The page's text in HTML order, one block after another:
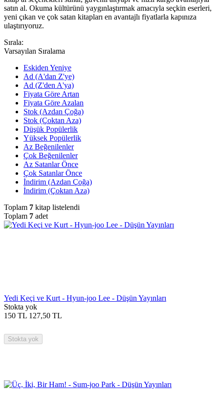
satın al. Okuma kültürünü yaygınlaştırmak amacıyla seçkin eserleri,
yeni çıkan ve çok satan kitapları en avantajlı fiyatlarla kapınıza
ulaştırıyoruz.
Sırala:
Varsayılan Sıralama
Eskiden Yeniye
Ad (A'dan Z'ye)
Ad (Z'den A'ya)
Fiyata Göre Artan
Fiyata Göre Azalan
Stok (Azdan Çoğa)
Stok (Çoktan Aza)
Düşük Popülerlik
Yüksek Popülerlik
Az Beğenilenler
Çok Beğenilenler
Az Satanlar Önce
Çok Satanlar Önce
İndirim (Azdan Çoğa)
İndirim (Çoktan Aza)
Toplam 7 kitap listelendi
Toplam 7 adet
Yedi Keçi ve Kurt - Hyun-joo Lee - Düşün Yayınları
Stokta yok
150 TL 127,50 TL
Stokta yok